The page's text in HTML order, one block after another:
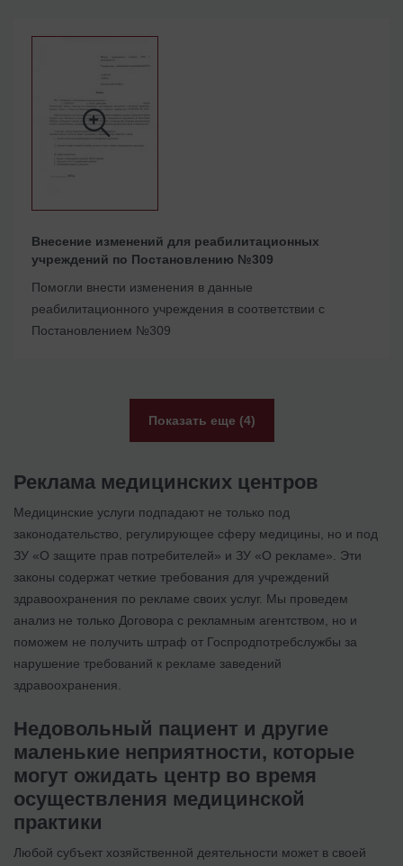
Внесение изменений для реабилитационных
учреждений по Постановлению №309
Помогли внести изменения в данные
реабилитационного учреждения в соответствии с
Постановлением №309
Показать еще (4)
Реклама медицинских центров
Медицинские услуги подпадают не только под
законодательство, регулирующее сферу медицины, но и под
ЗУ «О защите прав потребителей» и ЗУ «О рекламе». Эти
законы содержат четкие требования для учреждений
здравоохранения по рекламе своих услуг. Мы проведем
анализ не только Договора с рекламным агентством, но и
поможем не получить штраф от Госпродпотребслужбы за
нарушение требований к рекламе заведений
здравоохранения.
Недовольный пациент и другие
маленькие неприятности, которые
могут ожидать центр во время
осуществления медицинской
практики
Любой субъект хозяйственной деятельности может в своей